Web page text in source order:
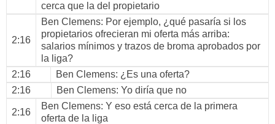
cerca que la del propietario
2:16
Ben Clemens: Por ejemplo, ¿qué pasaría si los
propietarios ofrecieran mi oferta más arriba:
salarios mínimos y trazos de broma aprobados por
la liga?
2:16
Ben Clemens: ¿Es una oferta?
2:16
Ben Clemens: Yo diría que no
2:16
Ben Clemens: Y eso está cerca de la primera
oferta de la liga